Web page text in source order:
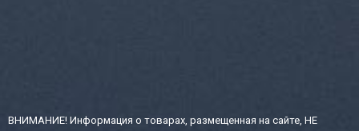
ВНИМАНИЕ! Информация о товарах, размещенная на сайте, НЕ